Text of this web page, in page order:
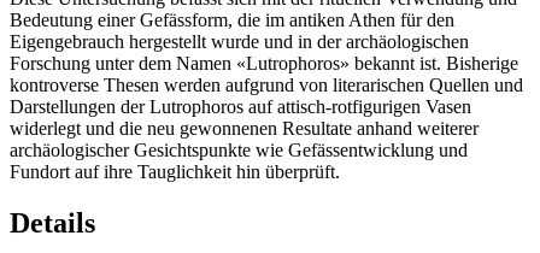
Bedeutung einer Gefässform, die im antiken Athen für den
Eigengebrauch hergestellt wurde und in der archäologischen
Forschung unter dem Namen «Lutrophoros» bekannt ist. Bisherige
kontroverse Thesen werden aufgrund von literarischen Quellen und
Darstellungen der Lutrophoros auf attisch-rotfigurigen Vasen
widerlegt und die neu gewonnenen Resultate anhand weiterer
archäologischer Gesichtspunkte wie Gefässentwicklung und
Fundort auf ihre Tauglichkeit hin überprüft.
Details